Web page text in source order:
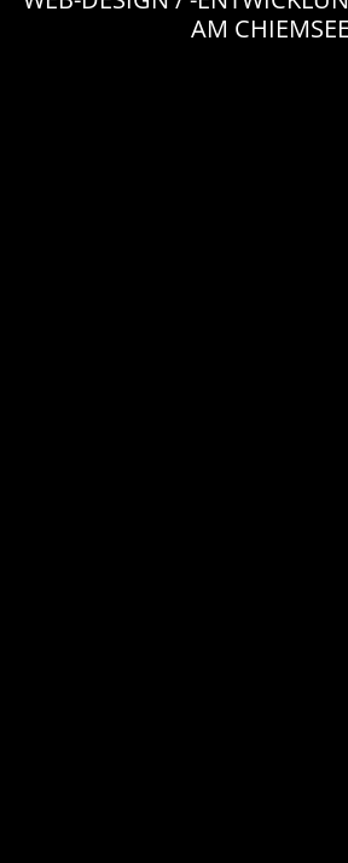
AM CHIEMSEE